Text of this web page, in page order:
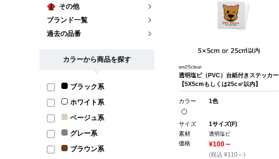
その他
ブランド一覧
過去の品番
カラーから商品を探す
ブラック系
ホワイト系
ベージュ系
グレー系
ブラウン系
sm25clear
透明塩ビ（PVC）台紙付きステッカー
【5X5cmもしくは25c㎡以内】
カラー 1色
サイズ
1サイズ(F)
素材
透明塩ビ
価格 ¥100～
(税込 ¥110～)